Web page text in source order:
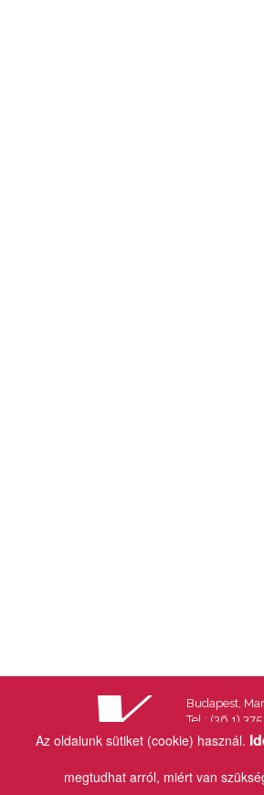
Az oldalunk sütiket (cookie) használ.
megtudhat arról, miért van
Budapest,
Tel.: (36 1)
Fax.: (36 1)
Email: